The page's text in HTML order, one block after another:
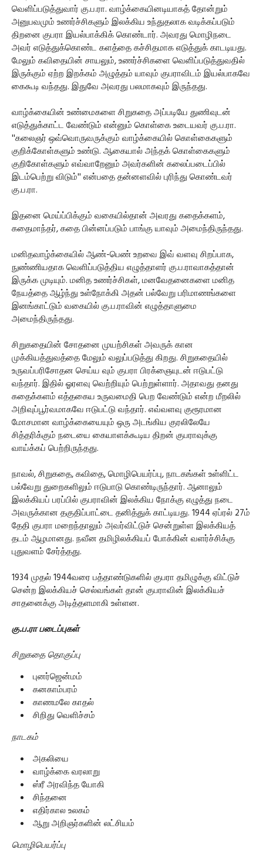
வெளிப்படுத்துவார் கு.ப.ரா. வாழ்க்கையினடியாகத் தோன்றும்
அனுபவமும் உணர்ச்சிகளும் இலக்கிய உந்துதலாக வடிக்கப்படும்
திறனை குபரா இயல்பாக்கிக் கொண்டார். அவரது மொழிநடை
அவர் எடுத்துக்கொண்ட களத்தை கச்சிதமாக எடுத்துக் காடடியது.
மேலும் கவிதையின் சாயலும், உணர்ச்சிகளை வெளிப்படுத்துவதில்
இருக்கும் ஏற்ற இறக்கம் அழுத்தம் யாவும் குபராவிடம் இயல்பாகவே
கைகூடி வந்தது. இதுவே அவரது பலமாகவும் இருந்தது.
வாழ்க்கையின் உண்மைகளை சிறுகதை அப்படியே துணிவுடன்
எடுத்துக்காட்ட வேண்டும் என்னும் கொள்கை உடையவர் கு.ப.ரா.
''கலைஞர் ஒவ்வொருவருக்கும் வாழ்க்கையில் கொள்கைகளும்
குறிக்கோள்களும் உண்டு. ஆகையால் அந்தக் கொள்கைகளும்
குறிகோள்களும் எவ்வாறேனும் அவர்களின் கலைப்படைப்பில்
இடம்பெற்று விடும்'' என்பதை தன்னளவில் புரிந்து கொண்டவர்
கு.ப.ரா.
இதனை மெய்ப்பிக்கும் வகையில்தான் அவரது கதைக்களம்,
கதைமாந்தர், கதை பின்னப்படும் பாங்கு யாவும் அமைந்திருந்தது.
மனிதவாழ்க்கையில் ஆண்-பெண் உறவை இவ் வளவு சிறப்பாக,
நுண்ணியதாக வெளிப்படுத்திய எழுத்தாளர் கு.ப.ராவாகத்தான்
இருக்க முடியும். மனித உணர்ச்சிகள், மனவேதனைகளை மனித
நேயத்தை ஆழ்ந்து உள்நோக்கி அதன் பல்வேறு பரிமாணங்களை
இனங்காட்டும் வகையில் கு.ப.ராவின் எழுத்தாளுமை
அமைந்திருந்தது.
சிறுகதையின் சோதனை முயற்சிகள் அவருக் கான
முக்கியத்துவத்தை மேலும் வலுப்படுத்து கிறது. சிறுகதையில்
உருவப்பரிசோதன செய்ய வும் குபரா பிரக்ஞையுடன் ஈடுபட்டு
வந்தார். இதில் ஓரளவு வெற்றியும் பெற்றுள்ளார். அதாவது தனது
கதைக்களம் எத்தகைய உருவமைதி பெற வேண்டும் என்ற மீறலில்
அறிவுப்பூர்வமாகவே ஈடுபட்டு வந்தார். எவ்வளவு குரூரமான
மோசமான வாழ்க்கையையும் ஒரு அடங்கிய குரலிலேயே
சித்தரிக்கும் நடையை கையாளக்கூடிய திறன் குபராவுக்கு
வாய்க்கப் பெற்றிருந்தது.
நாவல், சிறுகதை, கவிதை, மொழிபெயர்ப்பு, நாடகங்கள் உள்ளிட்ட
பல்வேறு துறைகளிலும் ஈடுபாடு கொண்டிருந்தார். ஆனாலும்
இலக்கியப் பரப்பில் குபராவின் இலக்கிய நோக்கு எழுத்து நடை
அவருக்கான தகுதிப்பாட்டை தனித்துக் காட்டியது. 1944 ஏப்ரல் 27ம்
தேதி குபரா மறைந்தாலும் அவர்விட்டுச் சென்றுள்ள இலக்கியத்
தடம் ஆழமானது. நவீன தமிழிலக்கியப் போக்கின் வளர்ச்சிக்கு
புதுவளம் சேர்த்தது.
1934 முதல் 1944வரை பத்தாண்டுகளில் குபரா தமிழுக்கு விட்டுச்
சென்ற இலக்கியச் செல்வங்கள் தான் குபராவின் இலக்கியச்
சாதனைக்கு அடித்தளமாகி உள்ளன.
கு.ப.ரா படைப்புகள்
சிறுகதை தொகுப்பு
புனர்ஜென்மம்
கனகாம்பரம்
காணமலே காதல்
சிறிது வெளிச்சம்
நாடகம்
அகலியை
வாழ்க்கை வரலாறு
ஸ்ரீ அரவிந்த யோகி
சிந்தனை
எதிர்கால உலகம்
ஆறு அறிஞர்களின் லட்சியம்
மொழிபெயர்ப்பு